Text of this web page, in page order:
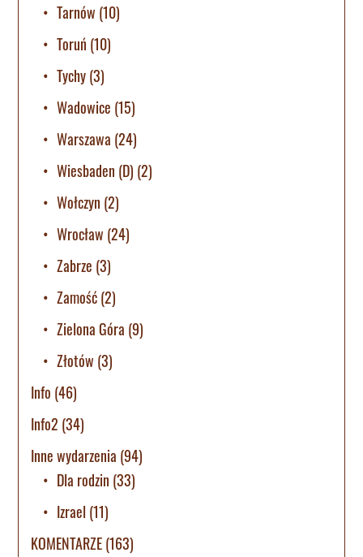
Tarnów (10)
Toruń (10)
Tychy(3)
Wadowice (15)
Warszawa (24)
Wiesbaden (D) (2)
Wołczyn (2)
Wrocław (24)
Zabrze (3)
Zamość(2)
Zielona Góra (9)
Złotów (3)
Info (46)
Info2 (34)
Inne wydarzenia (94)
Dla rodzin (33)
Izrael (11)
KOMENTARZE(163)